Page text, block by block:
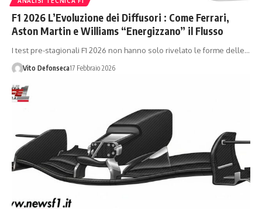
F1 2026 L’Evoluzione dei Diffusori : Come Ferrari,
Aston Martin e Williams “Energizzano” il Flusso
I test pre-stagionali F1 2026 non hanno solo rivelato le forme delle…
Vito Defonseca17 Febbraio 2026